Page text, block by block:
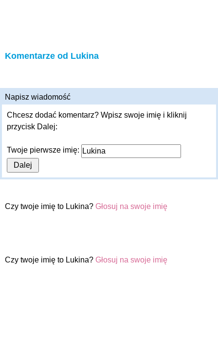
Komentarze od Lukina
Napisz wiadomość
Chcesz dodać komentarz? Wpisz swoje imię i kliknij
przycisk Dalej:
Twoje pierwsze imię:
Czy twoje imię to Lukina? Głosuj na swoje imię
Czy twoje imię to Lukina? Głosuj na swoje imię